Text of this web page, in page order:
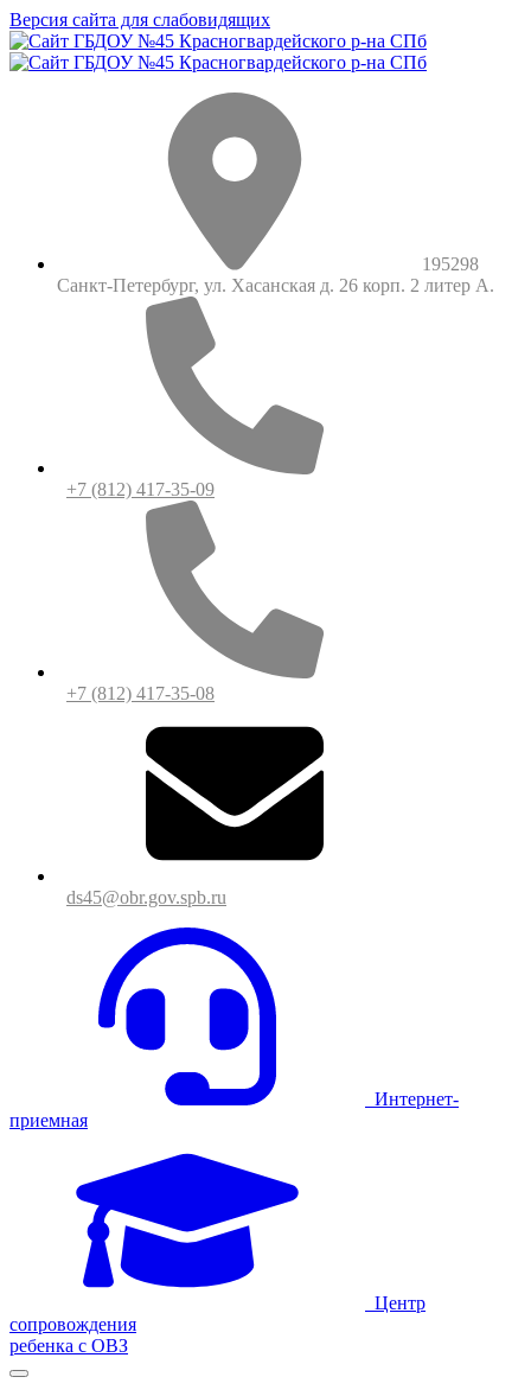
Версия сайта для слабовидящих
195298
Санкт-Петербург, ул. Хасанская д. 26 корп. 2 литер А.
+7 (812) 417-35-09
+7 (812) 417-35-08
ds45@obr.gov.spb.ru
Интернет-
приемная
Центр
сопровождения
ребенка с ОВЗ